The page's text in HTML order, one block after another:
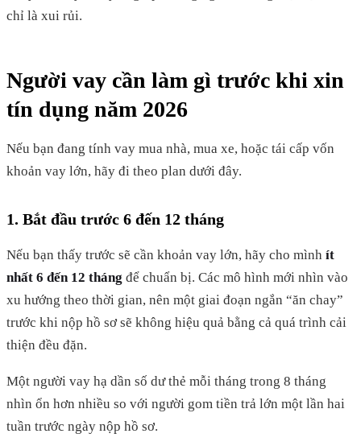
chỉ là xui rủi.
Người vay cần làm gì trước khi xin
tín dụng năm 2026
Nếu bạn đang tính vay mua nhà, mua xe, hoặc tái cấp vốn
khoản vay lớn, hãy đi theo plan dưới đây.
1. Bắt đầu trước 6 đến 12 tháng
Nếu bạn thấy trước sẽ cần khoản vay lớn, hãy cho mình ít
nhất 6 đến 12 tháng để chuẩn bị. Các mô hình mới nhìn vào
xu hướng theo thời gian, nên một giai đoạn ngắn “ăn chay”
trước khi nộp hồ sơ sẽ không hiệu quả bằng cả quá trình cải
thiện đều đặn.
Một người vay hạ dần số dư thẻ mỗi tháng trong 8 tháng
nhìn ổn hơn nhiều so với người gom tiền trả lớn một lần hai
tuần trước ngày nộp hồ sơ.